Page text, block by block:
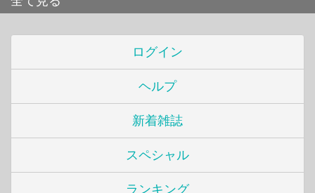
ログイン
ヘルプ
新着雑誌
スペシャル
ランキング